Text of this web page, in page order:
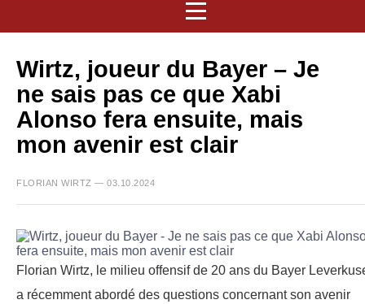
Wirtz, joueur du Bayer – Je
ne sais pas ce que Xabi
Alonso fera ensuite, mais
mon avenir est clair
FLORIAN WIRTZ — 03.10.2024
Florian Wirtz, le milieu offensif de 20 ans du Bayer
a récemment abordé des questions concernant son avenir